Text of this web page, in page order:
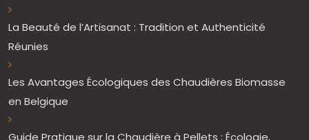
La Beauté de l’Artisanat : Tradition et Authenticité
Réunies
Les Avantages Écologiques des Chaudières Biomasse
en Belgique
Guide Pratique sur la Chaudière à Pellets : Écologie,